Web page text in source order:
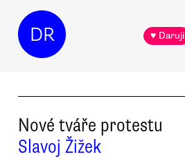
DR ♥ Daruji
Nové tváře protestu
Slavoj Žižek